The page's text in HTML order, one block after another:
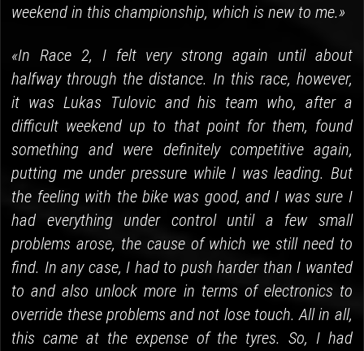
weekend in this championship, which is new to me.»
«In Race 2, I felt very strong again until about
halfway through the distance. In this race, however,
it was Lukas Tulovic and his team who, after a
difficult weekend up to that point for them, found
something and were definitely competitive again,
putting me under pressure while I was leading. But
the feeling with the bike was good, and I was sure I
had everything under control until a few small
problems arose, the cause of which we still need to
find. In any case, I had to push harder than I wanted
to and also unlock more in terms of electronics to
override these problems and not lose touch. All in all,
this came at the expense of the tyres. So, I had